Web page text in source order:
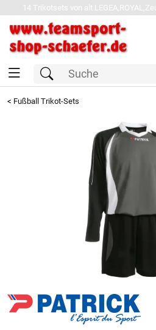
14 Trikotsets von
< Fußball Trikot-Sets